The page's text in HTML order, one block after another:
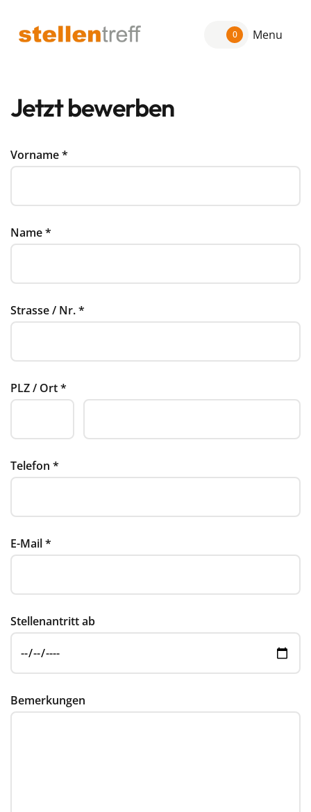
0 Menu
Jetzt bewerben
Vorname*
Name*
Strasse / Nr.*
PLZ / Ort*
Telefon *
E-Mail*
Stellenantritt ab
Bemerkungen